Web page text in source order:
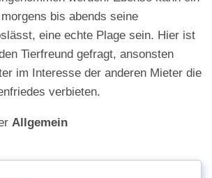
bis abends seine
eine echte Plage sein. Hier ist
Tierfreund gefragt, ansonsten
im Interesse der anderen Mieter die
verbieten.
Allgemein